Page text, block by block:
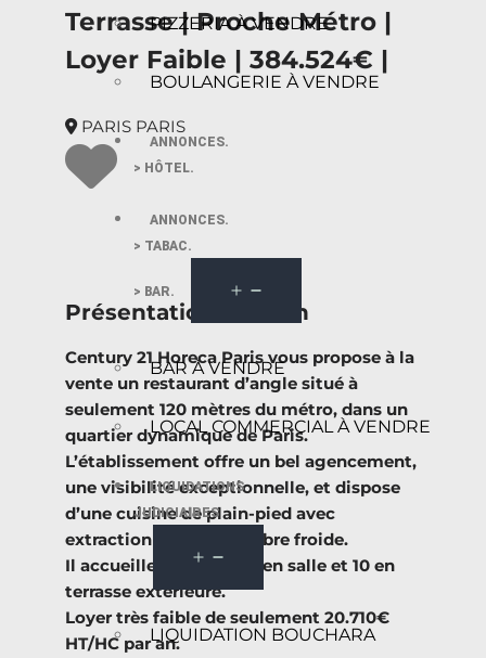
PIZZERIA À VENDRE
BOULANGERIE À VENDRE
ANNONCES.
> HÔTEL.
ANNONCES.
> TABAC.
> BAR.
BAR À VENDRE
LOCAL COMMERCIAL À VENDRE
LIQUIDATIONS
JUDICIAIRES
LIQUIDATION BOUCHARA
Terrasse | Proche Métro |
Loyer Faible | 384.524€ |
PARIS PARIS
Présentation du bien
Century 21 Horeca Paris vous propose à la
vente un restaurant d’angle situé à
seulement 120 mètres du métro, dans un
quartier dynamique de Paris.
L’établissement offre un bel agencement,
une visibilité exceptionnelle, et dispose
d’une cuisine de plain-pied avec
extraction 400 et chambre froide.
Il accueille 52 couverts en salle et 10 en
terrasse extérieure.
Loyer très faible de seulement 20.710€
HT/HC par an.